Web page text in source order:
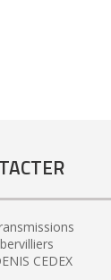
CEDEX